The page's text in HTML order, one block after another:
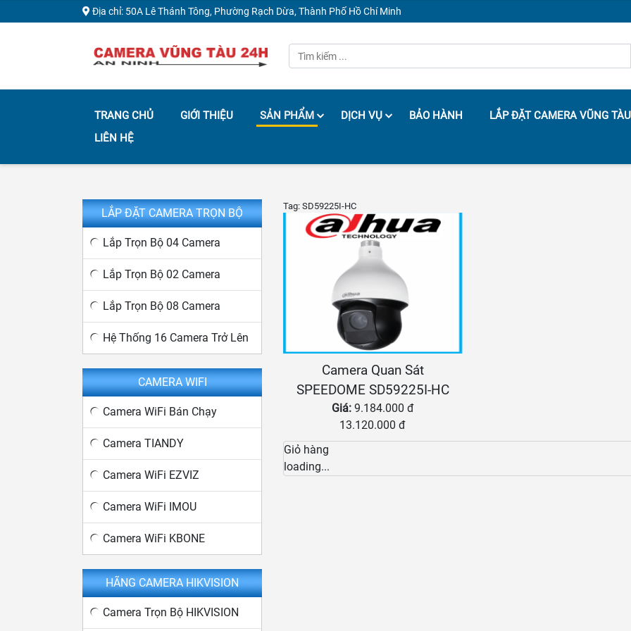
Địa chỉ: 50A Lê Thánh Tông, Phường Rạch Dừa, Thành Phố Hồ Chí Minh
TRANG CHỦ GIỚI THIỆU SẢN PHẨM DỊCH VỤ BẢO HÀNH
LẮP ĐẶT CAMERA VŨNG TÀU
LIÊN HỆ
Tag: SD59225I-HC
Camera Quan Sát
SPEEDOME SD59225I-HC
Giá: 9.184.000 đ
13.120.000 đ
Giỏ hàng
loading...
LẮP ĐẶT CAMERA TRỌN BỘ
Lắp Trọn Bộ 04 Camera
Lắp Trọn Bộ 02 Camera
Lắp Trọn Bộ 08 Camera
Hệ Thống 16 Camera Trở Lên
CAMERA WIFI
Camera WiFi Bán Chạy
Camera TIANDY
Camera WiFi EZVIZ
Camera WiFi IMOU
Camera WiFi KBONE
HÃNG CAMERA HIKVISION
Camera Trọn Bộ HIKVISION